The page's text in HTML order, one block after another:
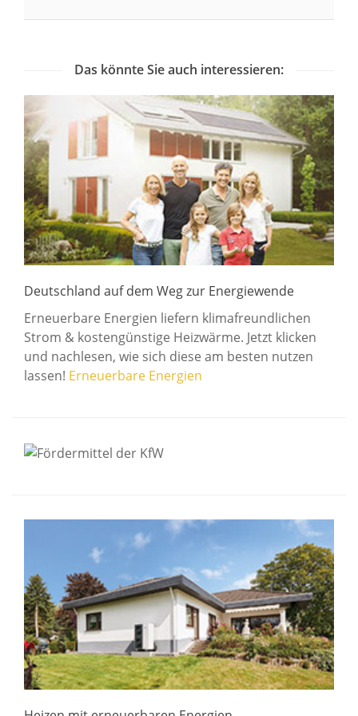
Das könnte Sie auch interessieren:
Deutschland auf dem Weg zur Energiewende
Erneuerbare Energien liefern klimafreundlichen
Strom & kostengünstige Heizwärme. Jetzt klicken
und nachlesen, wie sich diese am besten nutzen
lassen! Erneuerbare Energien